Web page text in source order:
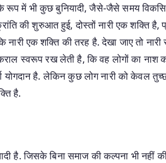
रूप में भी कुछ बुनियादी, जैसे-जैसे समय
की शुरुआत हुई, दोस्तों नारी एक शक्ति है,
एक शक्ति की तरह है. देखा जाए तो नारी
स्वरूप रख लेती है, कि वह लोगों का नाश
योगदान है. लेकिन कुछ लोग नारी को केवल
है.
है. जिसके बिना समाज की कल्पना भी नहीं